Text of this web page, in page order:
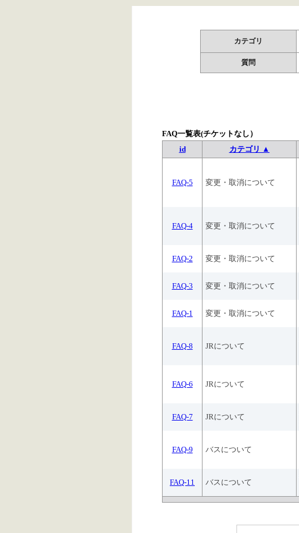
カテゴリ
質問
FAQ一覧表(チケットなし）
id カテゴリ ▲
FAQ-5 変更・取消について
FAQ-4 変更・取消について
FAQ-2 変更・取消について
FAQ-3 変更・取消について
FAQ-1 変更・取消について
FAQ-8 JRについて
FAQ-6 JRについて
FAQ-7 JRについて
FAQ-9 バスについて
FAQ-11 バスについて